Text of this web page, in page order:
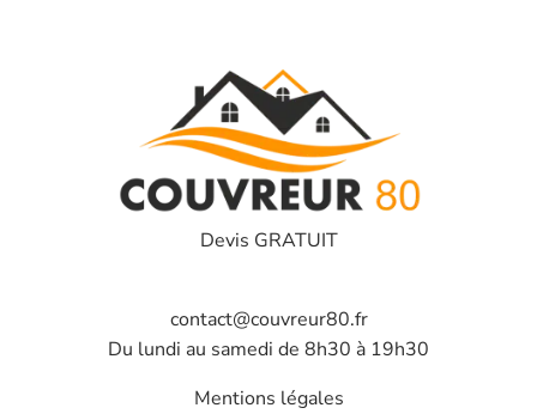
Devis GRATUIT
contact@couvreur80.fr
Du lundi au samedi de 8h30 à 19h30
Mentions légales